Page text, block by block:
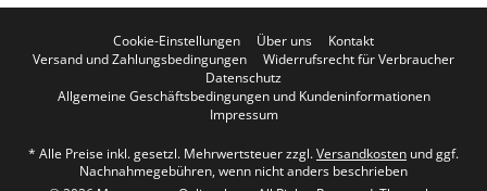
Cookie-Einstellungen Über uns
Kontakt
Versand und Zahlungsbedingungen
Widerrufsrecht für Verbraucher
Datenschutz
Allgemeine Geschäftsbedingungen und Kundeninformationen
Impressum
* Alle Preise inkl. gesetzl. Mehrwertsteuer zzgl.Versandkosten und ggf.
Nachnahmegebühren, wenn nicht anders beschrieben